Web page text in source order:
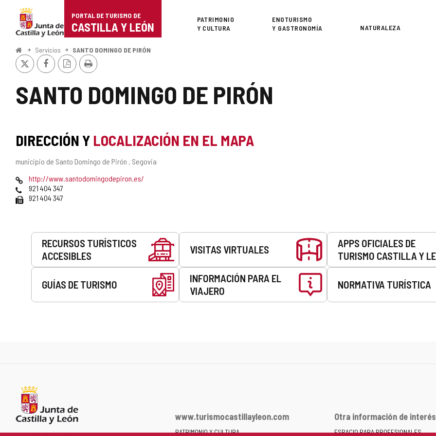
Portal
de
Turismo
de
Castilla
PORTAL DE TURISMO DE
CASTILLA Y LEÓN
Superior
PATRIMONIO
Y CULTURA
ENOTURISMO
Y GASTRONOMÍA
NATURALEZA
InicioServicios SANTO DOMINGO DE PIRÓN
SANTO DOMINGO DE PIRÓN
X FacebookVersión
PDF
Imprimir
DIRECCIÓN Y LOCALIZACIÓN EN EL MAPA
Dirección
municipio de Santo Domingo de Pirón . Segovia
Página
Web
http://www.santodomingodepiron.es/
Teléfonos
921 404 347
Fax 921 404 347
Servicios
RECURSOS TURÍSTICOS
ACCESIBLES
VISITAS VIRTUALES
APPS OFICIALES DE
TURISMO CASTILLA Y
GUÍAS DE TURISMO
INFORMACIÓN PARA EL
VIAJERO
NORMATIVA TURÍSTICA
www.turismocastillayleon.com
PATRIMONIO Y CULTURA
Otra información de interés
ESPACIO PARA PROFESIONALES